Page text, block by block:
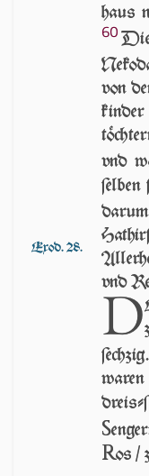
Exod. 28.
haus
60
von
vnd
vnd
D
S
Ros /